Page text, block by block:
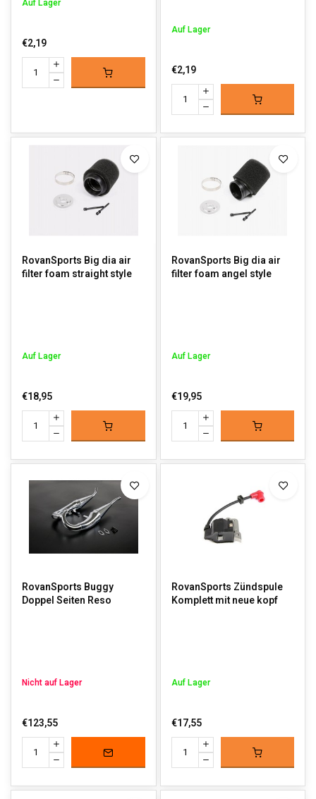
Auf Lager
€2,19
Auf Lager
€2,19
RovanSports Big dia air
filter foam straight style
Auf Lager
€18,95
RovanSports Big dia air
filter foam angel style
Auf Lager
€19,95
RovanSports Buggy
Doppel Seiten Reso
Nicht auf Lager
€123,55
RovanSports Zündspule
Komplett mit neue kopf
Auf Lager
€17,55